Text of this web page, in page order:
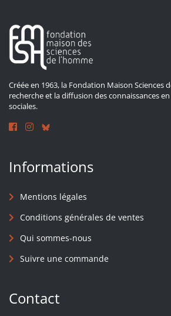
Créée en 1963, la Fondation Maison Sciences
recherche et la diffusion des connaissances
sociales.
Informations
Mentions légales
Conditions générales de ventes
Qui sommes-nous
Suivre une commande
Contact